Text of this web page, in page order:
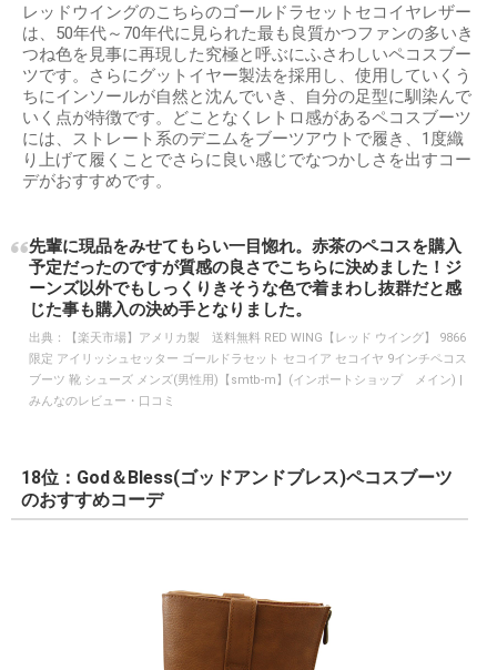
レッドウイングのこちらのゴールドラセットセコイヤレザー
は、50年代～70年代に見られた最も良質かつファンの多いき
つね色を見事に再現した究極と呼ぶにふさわしいペコスブー
ツです。さらにグットイヤー製法を採用し、使用していくう
ちにインソールが自然と沈んでいき、自分の足型に馴染んで
いく点が特徴です。どことなくレトロ感があるペコスブーツ
には、ストレート系のデニムをブーツアウトで履き、1度織
り上げて履くことでさらに良い感じでなつかしさを出すコー
デがおすすめです。
先輩に現品をみせてもらい一目惚れ。赤茶のペコスを購入
予定だったのですが質感の良さでこちらに決めました！ジ
ーンズ以外でもしっくりきそうな色で着まわし抜群だと感
じた事も購入の決め手となりました。
出典：
【楽天市場】アメリカ製 送料無料 RED WING【レッド ウイング】 9866
限定 アイリッシュセッター ゴールドラセット セコイア セコイヤ 9インチペコス
ブーツ 靴 シューズ メンズ(男性用)【smtb-m】(インポートショップ メイン) |
みんなのレビュー・口コミ
18位：God＆Bless(ゴッドアンドブレス)ペコスブーツ
のおすすめコーデ